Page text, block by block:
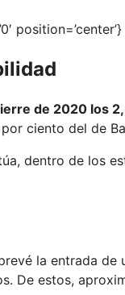
position=’center’}
de 2020 los
ciento del de
dentro de los
la entrada
De estos,